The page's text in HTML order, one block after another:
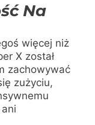
Na
więcej niż
X został
zachowywać
zużyciu,